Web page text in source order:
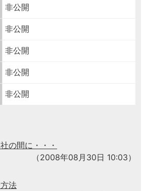
非公開
非公開
非公開
非公開
非公開
の間に・・・
（2008年08月30日 10:03）
法